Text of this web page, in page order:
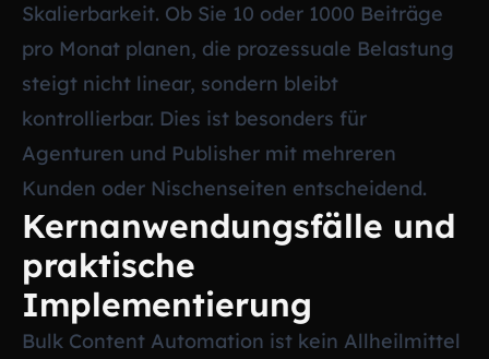
Skalierbarkeit. Ob Sie 10 oder 1000 Beiträge
pro Monat planen, die prozessuale Belastung
steigt nicht linear, sondern bleibt
kontrollierbar. Dies ist besonders für
Agenturen und Publisher mit mehreren
Kunden oder Nischenseiten entscheidend.
Kernanwendungsfälle und
praktische
Implementierung
Bulk Content Automation ist kein Allheilmittel